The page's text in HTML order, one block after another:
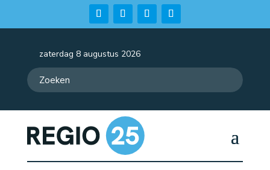
zaterdag 8 augustus 2026